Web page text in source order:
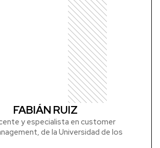
FABIÁN RUIZ
y especialista en customer
de la Universidad de los